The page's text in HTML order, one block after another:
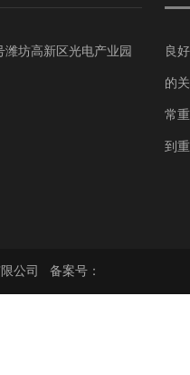
潍坊高新区光电产业园 良
的
常
到
公司 备案号：